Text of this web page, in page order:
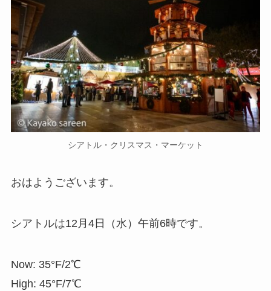
シアトル・クリスマス・マーケット
おはようございます。
シアトルは12月4日（水）午前6時です。
Now: 35°F/2℃
High: 45°F/7℃